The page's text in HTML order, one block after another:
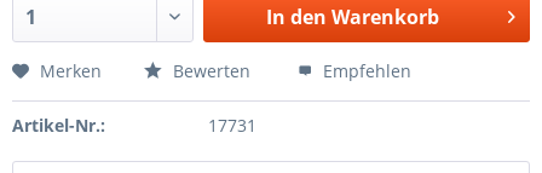
In den Warenkorb
Merken Bewerten Empfehlen
Artikel-Nr.: 17731